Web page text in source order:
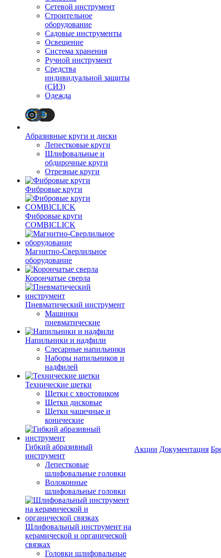
Сетевой инструмент
Строительное
оборудование
Садовые инструменты
Освещение
Система хранения
Ручной инструмент
Средства
индивидуальной защиты
(СИЗ)
Одежда
Абразивные круги и диски
Лепестковые круги
Шлифовальные и
обдирочные круги
Отрезные круги
Фибровые круги
Фибровые круги
COMBICLICK
Магнитно-Сверлильное
оборудование
Корончатые сверла
Пневматический инструмент
Машинки
пневматические
Напильники и надфили
Слесарные напильники
Наборы напильников и
надфилей
Технические щетки
Щетки с хвостовиком
Щетки дисковые
Щетки чашечные и
конические
Гибкий абразивный
инструмент
Лепестковые
шлифовальные головки
Волоконные
шлифовальные головки
Шлифовальный инструмент на
керамической и органической
связках
Головки шлифовальные
Акции Документация